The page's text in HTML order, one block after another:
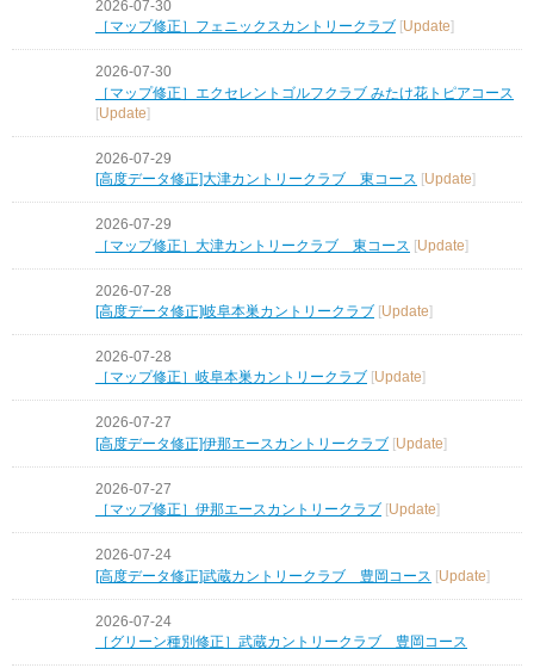
2026-07-30
［マップ修正］フェニックスカントリークラブ [Update]
2026-07-30
［マップ修正］エクセレントゴルフクラブ みたけ花トピアコース
[Update]
2026-07-29
[高度データ修正]大津カントリークラブ 東コース [Update]
2026-07-29
［マップ修正］大津カントリークラブ 東コース [Update]
2026-07-28
[高度データ修正]岐阜本巣カントリークラブ [Update]
2026-07-28
［マップ修正］岐阜本巣カントリークラブ
Update
2026-07-27
[高度データ修正]伊那エースカントリークラブ [Update]
2026-07-27
［マップ修正］伊那エースカントリークラブ
Update
2026-07-24
[高度データ修正]武蔵カントリークラブ 豊岡コース [Update]
2026-07-24
［グリーン種別修正］武蔵カントリークラブ 豊岡コース